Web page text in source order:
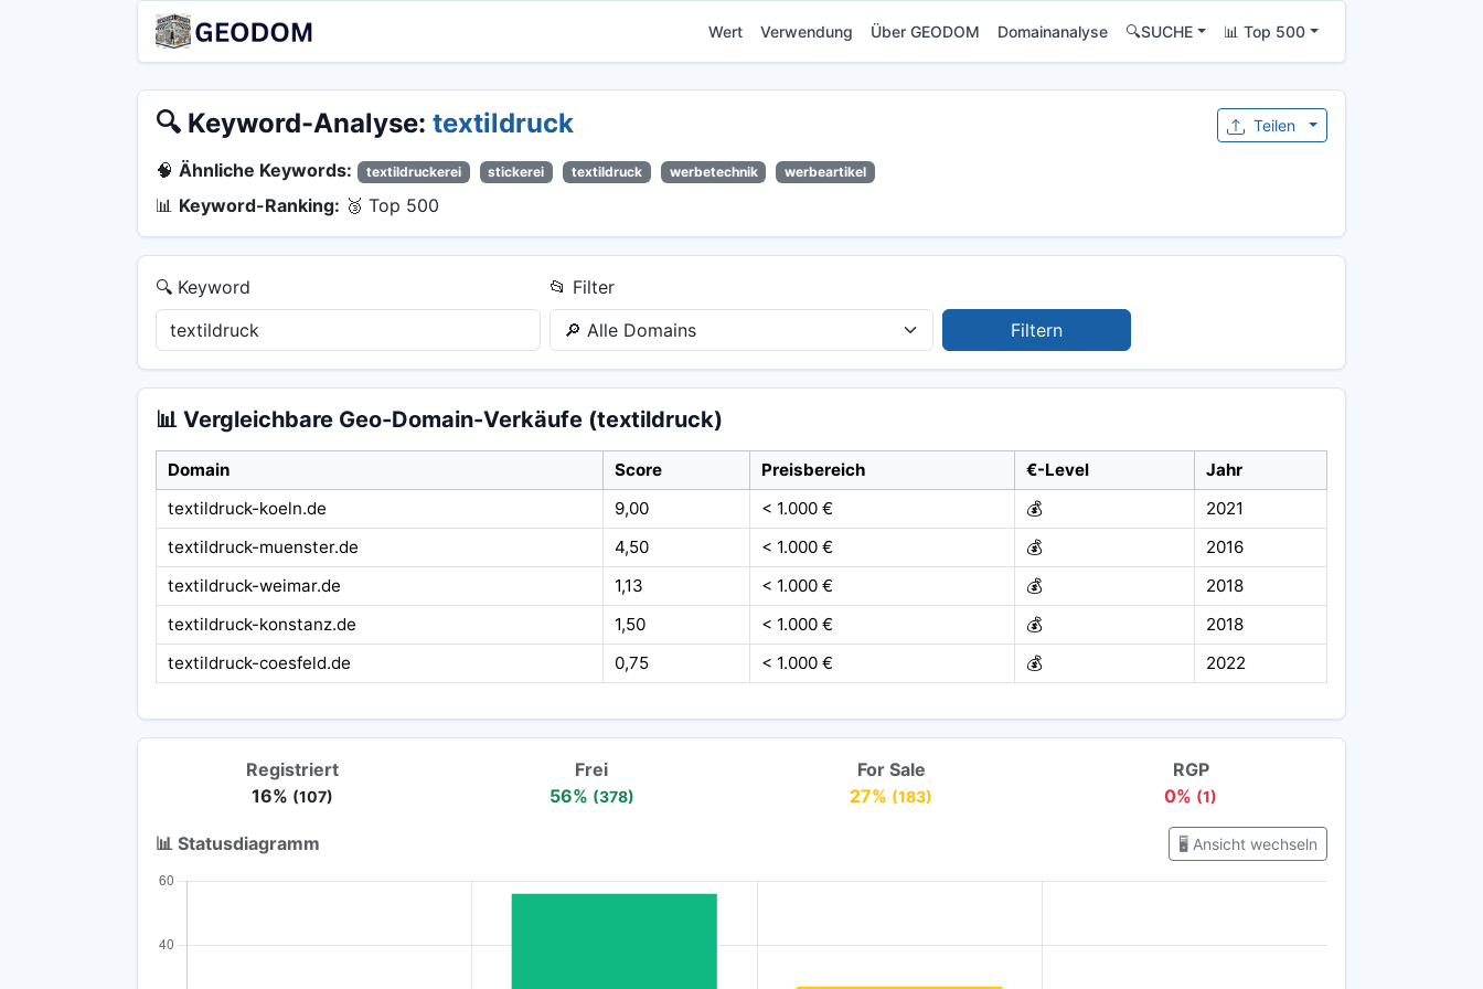
Wert Verwendung Über GEODOM Domainanalyse 🔍SUCHE 📊 Top 500
🔍 Keyword-Analyse: textildruck
🧠 Ähnliche Keywords: textildruckerei stickerei textildruck werbetechnik werbeartikel
📊 Keyword-Ranking: 🥉 Top 500
Teilen
🔍 Keyword
📂 Filter
Filtern
📊 Vergleichbare Geo-Domain-Verkäufe (textildruck)
Domain Score Preisbereich €-Level
Jahr
textildruck-koeln.de
9,00 < 1.000 € 💰
2021
textildruck-muenster.de
4,50 < 1.000 € 💰
2016
textildruck-weimar.de
1,13 < 1.000 € 💰
2018
textildruck-konstanz.de
1,50 < 1.000 € 💰
2018
textildruck-coesfeld.de
0,75 < 1.000 € 💰 2022
Registriert
16% (107)
Frei
56% (378)
For Sale
27% (183)
RGP
0% (1)
📊 Statusdiagramm 🖥️ Ansicht wechseln